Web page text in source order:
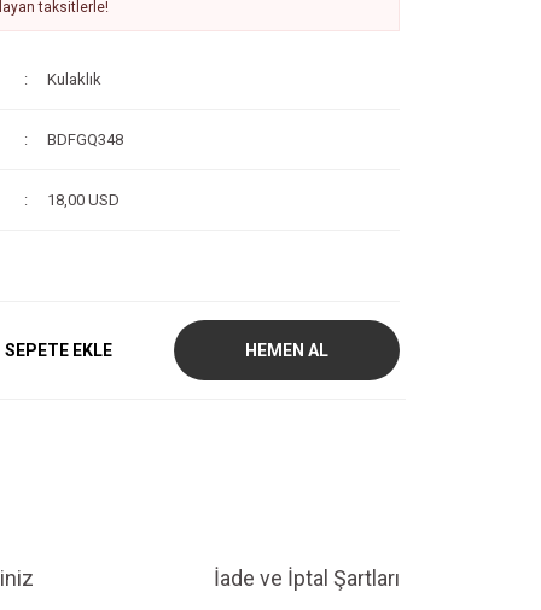
taksitlerle!
Kulaklık
BDFGQ348
18,00 USD
SEPETE EKLE HEMEN AL
İade ve İptal Şartları